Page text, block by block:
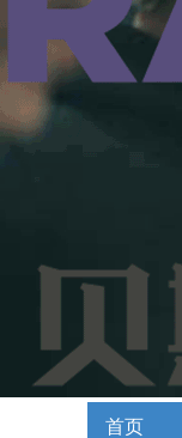
首页